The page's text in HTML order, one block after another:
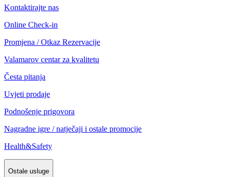
Kontaktirajte nas
Online Check-in
Promjena / Otkaz Rezervacije
Valamarov centar za kvalitetu
Česta pitanja
Uvjeti prodaje
Podnošenje prigovora
Nagradne igre / natječaji i ostale promocije
Health&Safety
Ostale usluge